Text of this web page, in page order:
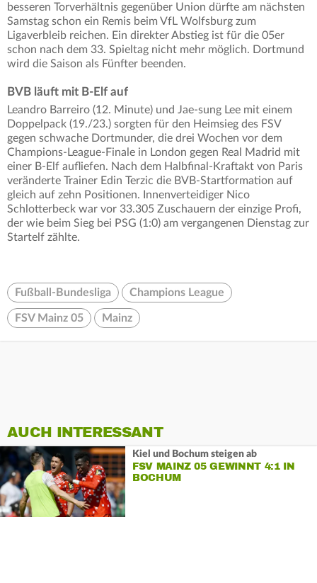
besseren Torverhältnis gegenüber Union dürfte am nächsten
Samstag schon ein Remis beim VfL Wolfsburg zum
Ligaverbleib reichen. Ein direkter Abstieg ist für die 05er
schon nach dem 33. Spieltag nicht mehr möglich. Dortmund
wird die Saison als Fünfter beenden.
BVB läuft mit B-Elf auf
Leandro Barreiro (12. Minute) und Jae-sung Lee mit einem
Doppelpack (19./23.) sorgten für den Heimsieg des FSV
gegen schwache Dortmunder, die drei Wochen vor dem
Champions-League-Finale in London gegen Real Madrid mit
einer B-Elf aufliefen. Nach dem Halbfinal-Kraftakt von Paris
veränderte Trainer Edin Terzic die BVB-Startformation auf
gleich auf zehn Positionen. Innenverteidiger Nico
Schlotterbeck war vor 33.305 Zuschauern der einzige Profi,
der wie beim Sieg bei PSG (1:0) am vergangenen Dienstag zur
Startelf zählte.
Fußball-Bundesliga Champions League
FSV Mainz 05 Mainz
AUCH INTERESSANT
Kiel und Bochum steigen ab
FSV MAINZ 05 GEWINNT 4:1 IN
BOCHUM